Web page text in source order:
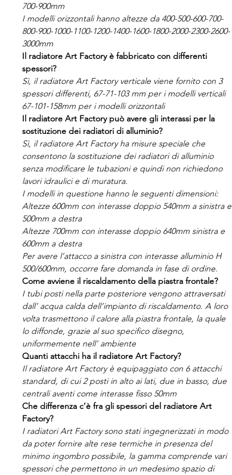
700-900mm
I modelli orizzontali hanno altezze da 400-500-600-700-
800-900-1000-1100-1200-1400-1600-1800-2000-2300-2600-
3000mm
Il radiatore Art Factory è fabbricato con differenti
spessori?
Sì, il radiatore Art Factory verticale viene fornito con 3
spessori differenti, 67-71-103 mm per i modelli verticali
67-101-158mm per i modelli orizzontali
Il radiatore Art Factory può avere gli interassi per la
sostituzione dei radiatori di alluminio?
Sì, il radiatore Art Factory ha misure speciale che
consentono la sostituzione dei radiatori di alluminio
senza modificare le tubazioni e quindi non richiedono
lavori idraulici e di muratura.
I modelli in questione hanno le seguenti dimensioni:
Altezze 600mm con interasse doppio 540mm a sinistra e
500mm a destra
Altezze 700mm con interasse doppio 640mm sinistra e
600mm a destra
Per avere l’attacco a sinistra con interasse alluminio H
500/600mm, occorre fare domanda in fase di ordine.
Come avviene il riscaldamento della piastra frontale?
I tubi posti nella parte posteriore vengono attraversati
dall’ acqua calda dell’impianto di riscaldamento. A loro
volta trasmettono il calore alla piastra frontale, la quale
lo diffonde, grazie al suo specifico disegno,
uniformemente nell’ ambiente
Quanti attacchi ha il radiatore Art Factory?
Il radiatore Art Factory è equipaggiato con 6 attacchi
standard, di cui 2 posti in alto ai lati, due in basso, due
centrali aventi come interasse fisso 50mm
Che differenza c’è fra gli spessori del radiatore Art
Factory?
I radiatori Art Factory sono stati ingegnerizzati in modo
da poter fornire alte rese termiche in presenza del
minimo ingombro possibile, la gamma comprende vari
spessori che permettono in un medesimo spazio di